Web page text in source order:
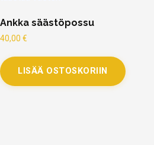
Ankka säästöpossu
40,00 €
LISÄÄ OSTOSKORIIN